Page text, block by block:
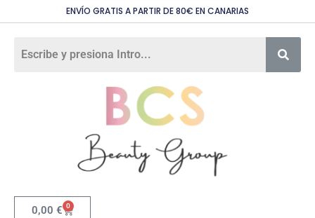
ENVÍO GRATIS A PARTIR DE 80€ EN CANARIAS
0,00 € 0